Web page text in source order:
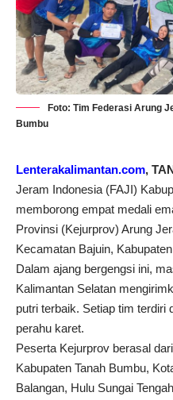
Foto: Tim Federasi Arung
Bumbu
Lenterakalimantan.com,
Jeram Indonesia (FAJI)
memborong empat medali
Provinsi (Kejurprov) Arung
Kecamatan Bajuin,
Dalam ajang bergengsi ini,
Kalimantan Selatan
putri terbaik. Setiap tim terdiri
perahu karet.
Peserta Kejurprov berasal
Kabupaten Tanah Bumbu,
Balangan, Hulu Sungai